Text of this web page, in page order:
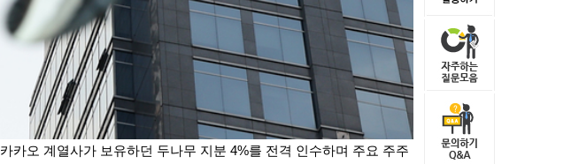
카카오 계열사가 보유하던 두나무 지분 4%를 전격 인수하며 주요 주주